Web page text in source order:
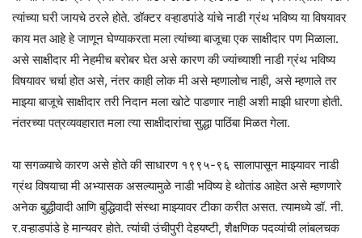
त्यांच्या घरी जायचे ठरले होते. डॉक्टर वऱ्हाडपांडे यांचे नाडी ग्रंथ भविष्य या विषयावर
काय मत आहे हे जाणून घेण्याकरता मला त्यांच्या बाजूचा एक साक्षीदार पण मिळाला.
असे साक्षीदार मी नेहमीच बरोबर घेत असे कारण की ज्यांच्याशी नाडी ग्रंथ भविष्य
विषयावर चर्चा होत असे, नंतर काही लोक मी असे म्हणालोच नाही, असे म्हणाले तर
माझ्या बाजूचे साक्षीदार तरी निदान मला खोटे पाडणार नाही अशी माझी धारणा होती.
नंतरच्या पत्रव्यवहारात मला त्या साक्षीदारांचा सुद्धा पाठिंबा मिळत गेला.
या सगळ्याचे कारण असे होते की साधारण १९९५-९६ सालापासून माझ्यावर नाडी
ग्रंथ विषयाचा मी अभ्यासक असल्यामुळे नाडी भविष्य हे थोतांड आहेत असे म्हणणारे
अनेक बुद्धीवादी आणि बुद्धिवादी संस्था माझ्यावर टीका करीत असत. त्यामध्ये डॉ. नी.
र.वऱ्हाडपांडे हे मान्यवर होते. त्यांची उंचीपुरी देहयष्टी, शैक्षणिक पदव्यांची लांबलचक